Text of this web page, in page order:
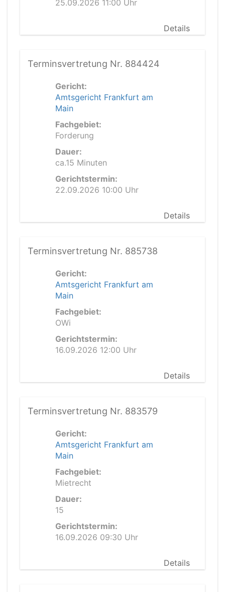
25.09.2026 11:00 Uhr
Details
Terminsvertretung Nr. 884424
Gericht:
Amtsgericht Frankfurt am
Main
Fachgebiet:
Forderung
Dauer:
ca.15 Minuten
Gerichtstermin:
22.09.2026 10:00 Uhr
Details
Terminsvertretung Nr. 885738
Gericht:
Amtsgericht Frankfurt am
Main
Fachgebiet:
OWi
Gerichtstermin:
16.09.2026 12:00 Uhr
Details
Terminsvertretung Nr. 883579
Gericht:
Amtsgericht Frankfurt am
Main
Fachgebiet:
Mietrecht
Dauer:
15
Gerichtstermin:
16.09.2026 09:30 Uhr
Details